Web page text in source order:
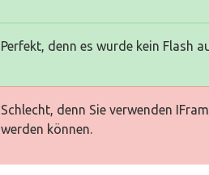
Perfekt, denn es wurde kein Flash
Schlecht, denn Sie verwenden
werden können.